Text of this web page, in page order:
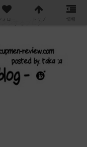
ジするブログ
フォロー トップ 情報